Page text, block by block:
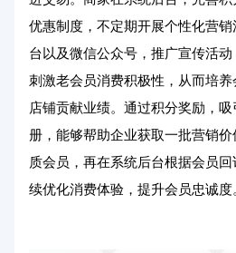
优惠制度，不定期开展个性化营
台以及微信公众号，推广宣传活动
刺激老会员消费积极性，从而培
店铺贡献业绩。通过积分奖励，
册，能够帮助企业获取一批营销
质会员，再在系统后台根据会员
续优化消费体验，提升会员忠诚度